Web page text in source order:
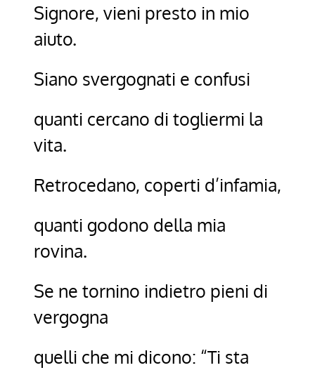
Signore, vieni presto in mio
aiuto.
Siano svergognati e confusi
quanti cercano di togliermi la
vita.
Retrocedano, coperti d’infamia,
quanti godono della mia
rovina.
Se ne tornino indietro pieni di
vergogna
quelli che mi dicono: “Ti sta